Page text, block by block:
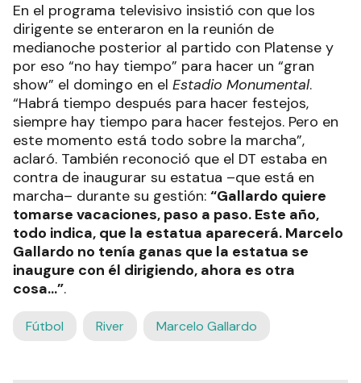
En el programa televisivo insistió con que los
dirigente se enteraron en la reunión de
medianoche posterior al partido con Platense y
por eso “no hay tiempo” para hacer un “gran
show” el domingo en el Estadio Monumental.
“Habrá tiempo después para hacer festejos,
siempre hay tiempo para hacer festejos. Pero en
este momento está todo sobre la marcha”,
aclaró. También reconoció que el DT estaba en
contra de inaugurar su estatua –que está en
marcha– durante su gestión: “Gallardo quiere
tomarse vacaciones, paso a paso. Este año,
todo indica, que la estatua aparecerá. Marcelo
Gallardo no tenía ganas que la estatua se
inaugure con él dirigiendo, ahora es otra
cosa...”.
Fútbol River Marcelo Gallardo